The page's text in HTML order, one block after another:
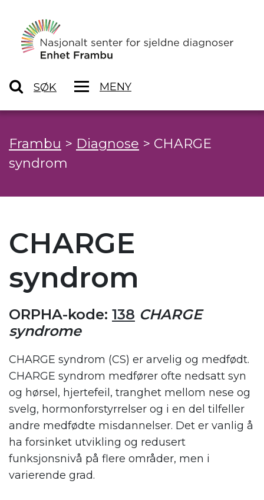
SØK MENY
Frambu > Diagnose > CHARGE
syndrom
CHARGE
syndrom
ORPHA-kode: 138 CHARGE
syndrome
CHARGE syndrom (CS) er arvelig og medfødt.
CHARGE syndrom medfører ofte nedsatt syn
og hørsel, hjertefeil, tranghet mellom nese og
svelg, hormonforstyrrelser og i en del tilfeller
andre medfødte misdannelser. Det er vanlig å
ha forsinket utvikling og redusert
funksjonsnivå på flere områder, men i
varierende grad.